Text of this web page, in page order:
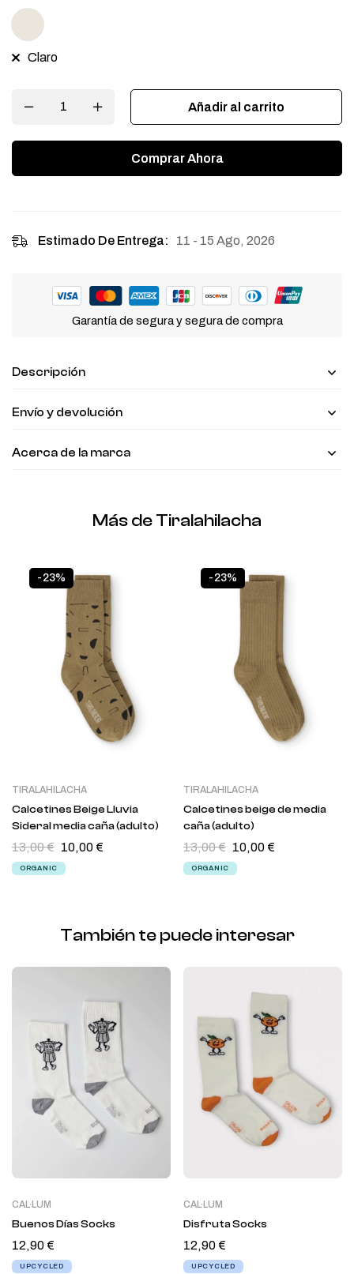
Claro
Añadir al carrito
Comprar Ahora
Estimado De Entrega: 11 - 15 Ago, 2026
Garantía de segura y segura de compra
Descripción
Envío y devolución
Acerca de la marca
Más de Tiralahilacha
-23%
TIRALAHILACHA
Calcetines Beige Lluvia
Sideral media caña (adulto)
13,00€ 10,00€
ORGANIC
-23%
TIRALAHILACHA
Calcetines beige de media
caña (adulto)
13,00€ 10,00€
ORGANIC
También te puede interesar
CAL·LUM
Buenos Días Socks
12,90€
UPCYCLED
CAL·LUM
Disfruta Socks
12,90€
UPCYCLED